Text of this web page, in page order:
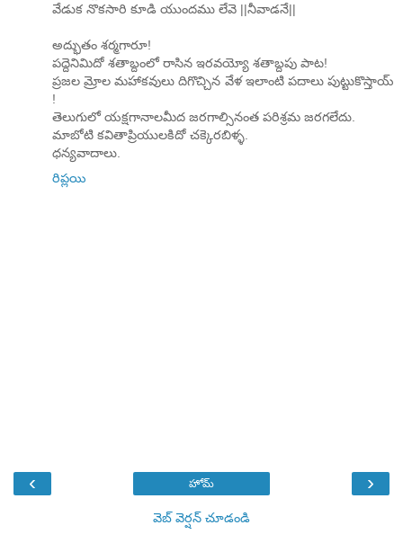
వేడుక నొకసారి కూడి యుందము లేవె ||నీవాడనే||
అద్భుతం శర్మగారూ!
పద్దెనిమిదో శతాబ్దంలో రాసిన ఇరవయ్యో శతాబ్దపు పాట!
ప్రజల మ్రోల మహాకవులు దిగొచ్చిన వేళ ఇలాంటి పదాలు పుట్టుకొస్తాయ్
!
తెలుగులో యక్షగానాలమీద జరగాల్సినంత పరిశ్రమ జరగలేదు.
మాబోటి కవితాప్రియులకిదో చక్కెరబిళ్ళ.
ధన్యవాదాలు.
రిప్లయి
‹ ›
హోమ్
వెబ్ వెర్షన్‌ చూడండి